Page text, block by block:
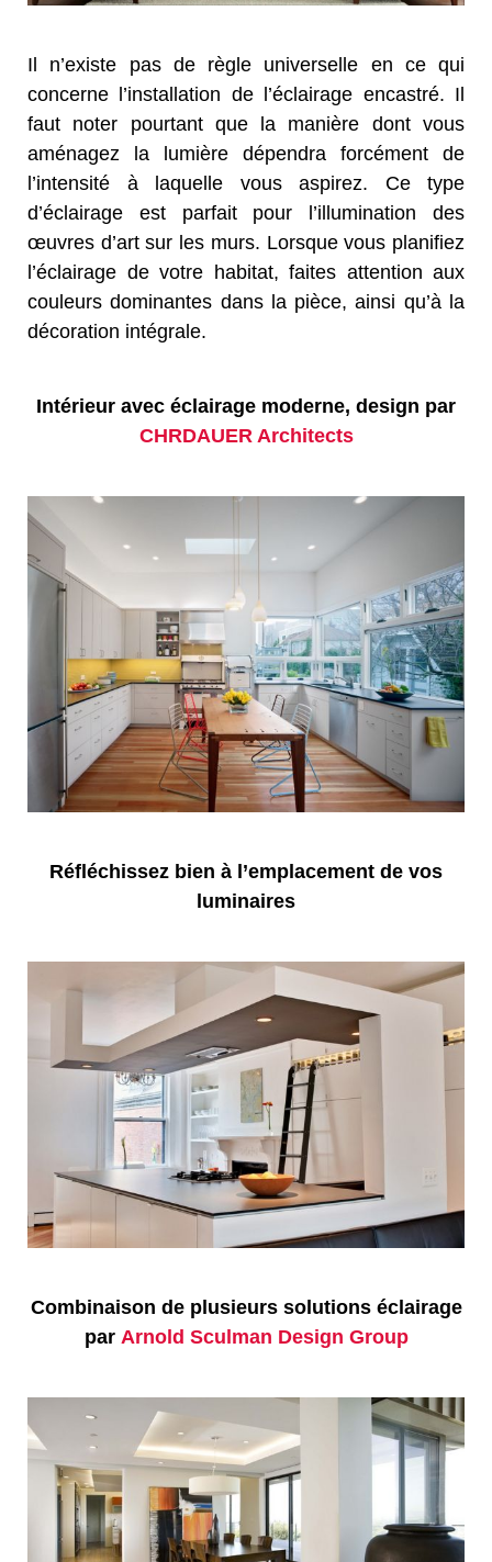
Il n’existe pas de règle universelle en ce qui
concerne l’installation de l’éclairage encastré. Il
faut noter pourtant que la manière dont vous
aménagez la lumière dépendra forcément de
l’intensité à laquelle vous aspirez. Ce type
d’éclairage est parfait pour l’illumination des
œuvres d’art sur les murs. Lorsque vous planifiez
l’éclairage de votre habitat, faites attention aux
couleurs dominantes dans la pièce, ainsi qu’à la
décoration intégrale.
Intérieur avec éclairage moderne, design par
CHRDAUER Architects
Réfléchissez bien à l’emplacement de vos
luminaires
Combinaison de plusieurs solutions éclairage
par Arnold Sculman Design Group